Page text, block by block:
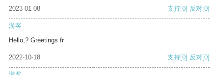
2023-01-08 支持[0] 反对[0]
游客
Hello,? Greetings fr
2022-10-18 支持[0] 反对[0]